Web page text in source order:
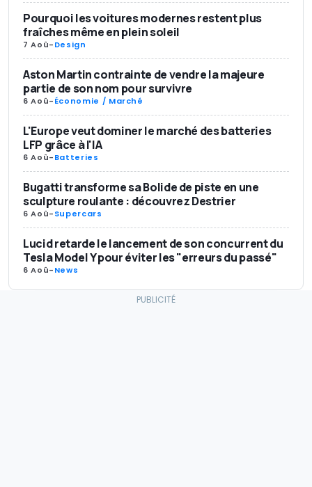
Pourquoi les voitures modernes restent plus
fraîches même en plein soleil
7 Aoû-Design
Aston Martin contrainte de vendre la majeure
partie de son nom pour survivre
6 Aoû-Économie / Marché
L'Europe veut dominer le marché des batteries
LFP grâce à l'IA
6 Aoû-Batteries
Bugatti transforme sa Bolide de piste en une
sculpture roulante : découvrez Destrier
6 Aoû-Supercars
Lucid retarde le lancement de son concurrent du
Tesla Model Y pour éviter les "erreurs du passé"
6 Aoû-News